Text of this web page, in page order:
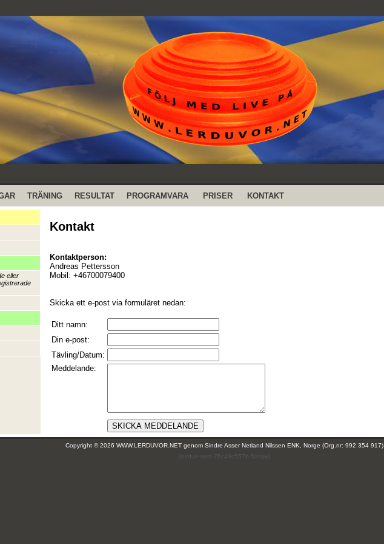
TRÄNING RESULTAT PROGRAMVARA PRISER KONTAKT
eller
Kontakt
Kontaktperson:
Andreas Pettersson
Mobil: +46700079400
Skicka ett e-post via formuläret nedan:
Ditt namn:
Din e-post:
Tävling/Datum:
Meddelande:
Copyright © 2026 WWW.LERDUVOR.NET genom Sindre Asser Netland Nilssen ENK, Norge (Org.nr: 992 354 917)
(leirdue-web-76c49c557b-5zcqw)